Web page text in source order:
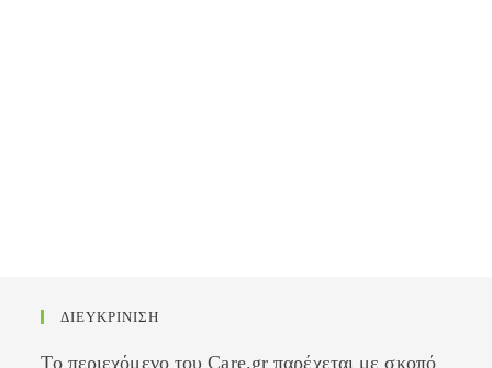
ΔΙΕΥΚΡΙΝΙΣΗ
Το περιεχόμενο του Care.gr παρέχεται με σκοπό